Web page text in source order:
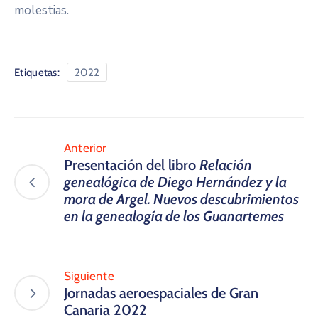
molestias.
Etiquetas: 2022
Anterior
​Presentación del libro Relación
genealógica de Diego Hernández y la
mora de Argel. ​Nuevos descubrimientos
en la genealogía de los Guanartemes
Siguiente
Jornadas aeroespaciales de Gran
Canaria 2022